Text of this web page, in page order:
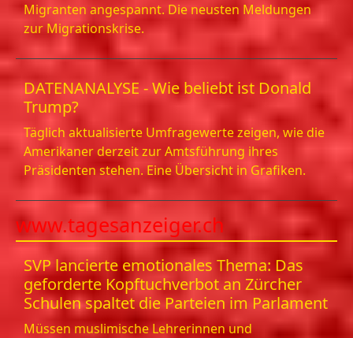
Migranten angespannt. Die neusten Meldungen
zur Migrationskrise.
DATENANALYSE - Wie beliebt ist Donald
Trump?
Täglich aktualisierte Umfragewerte zeigen, wie die
Amerikaner derzeit zur Amtsführung ihres
Präsidenten stehen. Eine Übersicht in Grafiken.
www.tagesanzeiger.ch
SVP lancierte emotionales Thema: Das
geforderte Kopftuchverbot an Zürcher
Schulen spaltet die Parteien im Parlament
Müssen muslimische Lehrerinnen und